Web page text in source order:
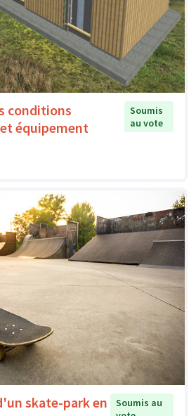
conditions
équipement
Soumis
au vote
skate-park en
Soumis au